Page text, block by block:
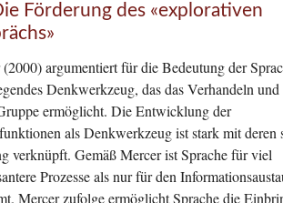
Förderung des «explorativen
argumentiert für die Bedeutung der
Denkwerkzeug, das das Verhandeln
ermöglicht. Die Entwicklung der
als Denkwerkzeug ist stark mit deren
verknüpft. Gemäß Mercer ist Sprache für viel
Prozesse als nur für den
Mercer zufolge ermöglicht Sprache die